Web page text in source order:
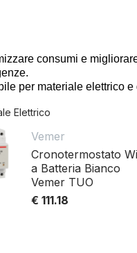
consumi e
per materiale elettrico e
Elettrico
Vemer
Cronotermostato
a Batteria Bianco
Vemer TUO
€ 111.18